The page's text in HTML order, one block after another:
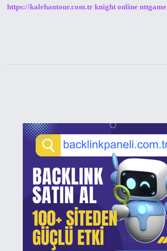
https://kalehantour.com.tr knight online nttgame